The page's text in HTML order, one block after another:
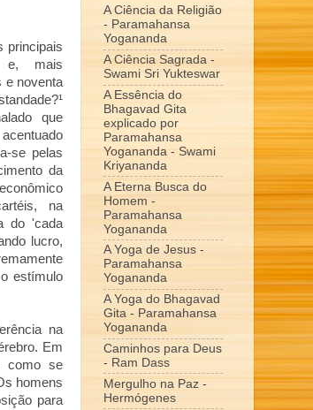
principais
e, mais
e noventa
que
se pelas
da
na
do 'cada
lucro,
estímulo
na
Em
como se
homens
para
A Ciência da Religião
- Paramahansa
Yogananda
A Ciência Sagrada -
Swami Sri Yukteswar
A Essência do
Bhagavad Gita
explicado por
Paramahansa
Yogananda - Swami
Kriyananda
A Eterna Busca do
Homem -
Paramahansa
Yogananda
A Yoga de Jesus -
Paramahansa
Yogananda
A Yoga do Bhagavad
Gita - Paramahansa
Yogananda
Caminhos para Deus
- Ram Dass
Mergulho na Paz -
Hermógenes